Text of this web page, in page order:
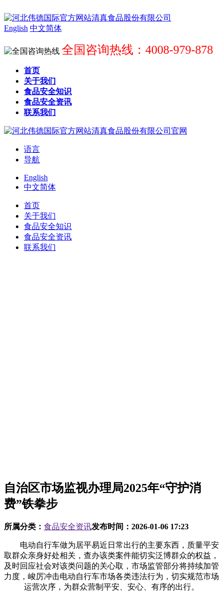
English 中文简体
全国咨询热线：4008-979-878
首页
关于我们
食品安全知识
食品安全资讯
联系我们
语言
导航
English
中文简体
首页
关于我们
食品安全知识
食品安全资讯
联系我们
自治区市场监视办理局2025年“守护消
费”铁拳步
所属分类： 食品安全资讯发布时间： 2026-01-06 17:23
电动自行车做为居平易近日常出行的主要东西，质量平安
取群众亲身好处相关，查办该类案件能切实泛博群众的权益，
及时回应社会对该类问题的关心取，市场监管部分将持续加管
力度，峻厉冲击电动自行车市场各类违法行为，切实规范市场
运营次序，为群众营制平安、安心、有序的出行。